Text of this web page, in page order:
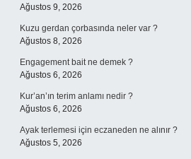
Ağustos 9, 2026
Kuzu gerdan çorbasında neler var ?
Ağustos 8, 2026
Engagement bait ne demek ?
Ağustos 6, 2026
Kur’an’ın terim anlamı nedir ?
Ağustos 6, 2026
Ayak terlemesi için eczaneden ne alınır ?
Ağustos 5, 2026